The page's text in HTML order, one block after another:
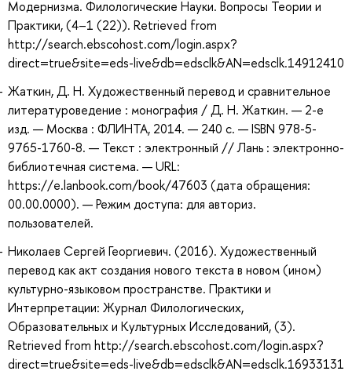
Модернизма. Филологические Науки. Вопросы Теории и
Практики, (4–1 (22)). Retrieved from
http://search.ebscohost.com/login.aspx?
direct=true&site=eds-live&db=edsclk&AN=edsclk.14912410
Жаткин, Д. Н. Художественный перевод и сравнительное
литературоведение : монография / Д. Н. Жаткин. — 2-е
изд. — Москва : ФЛИНТА, 2014. — 240 с. — ISBN 978-5-
9765-1760-8. — Текст : электронный // Лань : электронно-
библиотечная система. — URL:
https://e.lanbook.com/book/47603 (дата обращения:
00.00.0000). — Режим доступа: для авториз.
пользователей.
Николаев Сергей Георгиевич. (2016). Художественный
перевод как акт создания нового текста в новом (ином)
культурно-языковом пространстве. Практики и
Интерпретации: Журнал Филологических,
Образовательных и Культурных Исследований, (3).
Retrieved from http://search.ebscohost.com/login.aspx?
direct=true&site=eds-live&db=edsclk&AN=edsclk.16933131